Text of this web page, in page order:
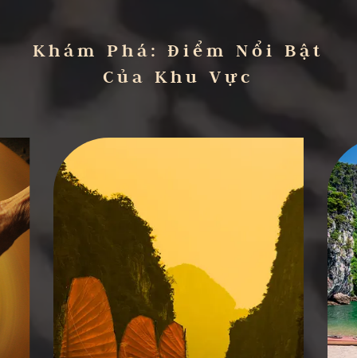
Khám Phá: Điểm Nổi Bật
Của Khu Vực